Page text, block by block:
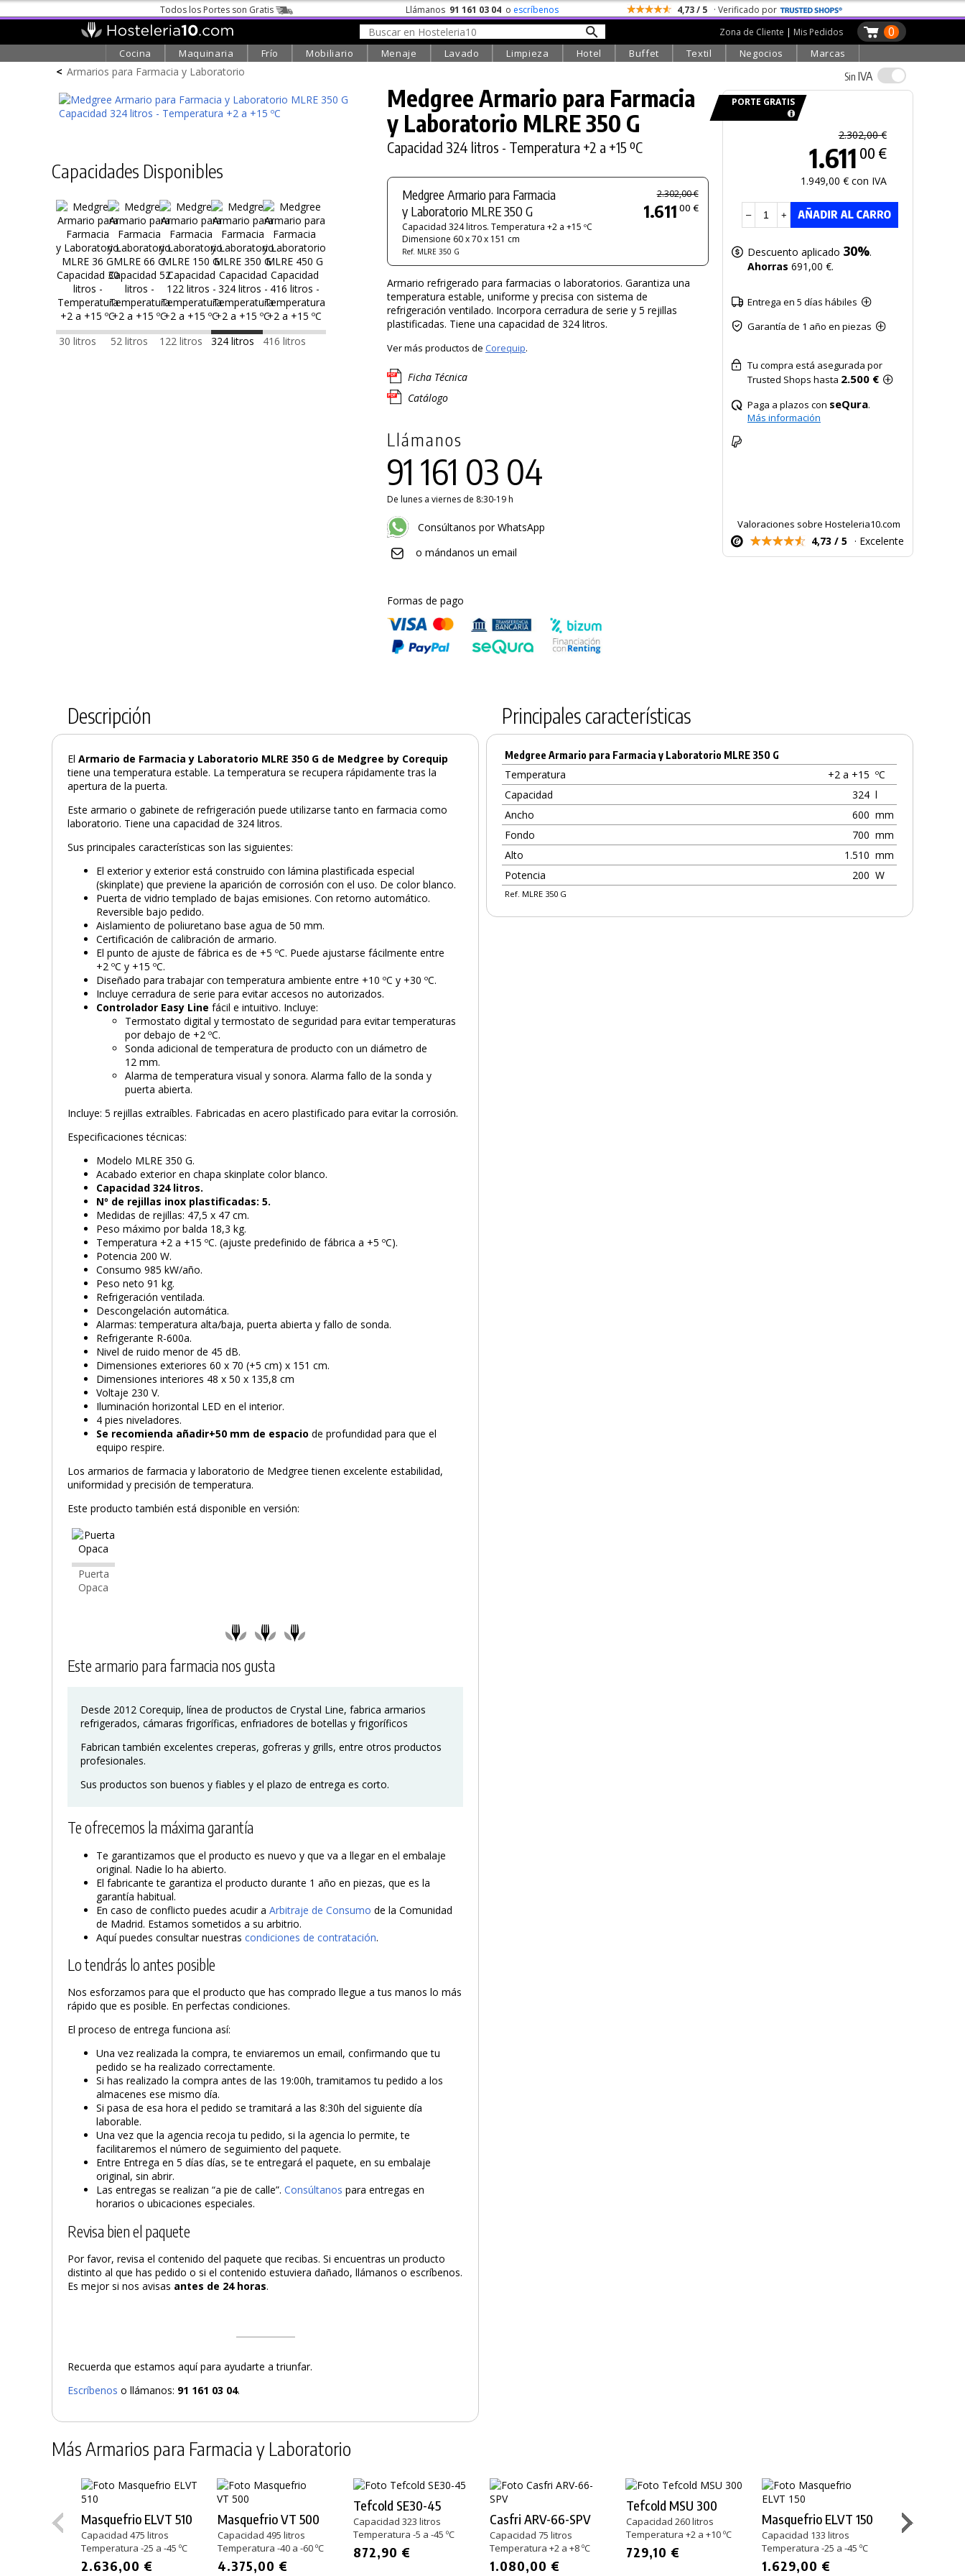
Todos los Portes son Gratis Llámanos 91 161 03 04 o escríbenos 4,73 / 5 · Verificado por
0
Zona de Cliente | Mis Pedidos
Cocina Maquinaria Frío Mobiliario Menaje Lavado Limpieza Hotel Buffet Textil Negocios Marcas
< Armarios para Farmacia y Laboratorio
Capacidades Disponibles
30 litros 52 litros 122 litros 324 litros 416 litros
Medgree Armario para Farmacia
y Laboratorio MLRE 350 G
Capacidad 324 litros - Temperatura +2 a +15 ºC
Medgree Armario para Farmacia
y Laboratorio MLRE 350 G
Capacidad 324 litros. Temperatura +2 a +15 ºC
Dimensione 60 x 70 x 151 cm
Ref. MLRE 350 G
2.302,00 €
1.611 00 €
Armario refrigerado para farmacias o laboratorios. Garantiza una
temperatura estable, uniforme y precisa con sistema de
refrigeración ventilado. Incorpora cerradura de serie y 5 rejillas
plastificadas. Tiene una capacidad de 324 litros.
Ver más productos de Corequip.
Ficha Técnica
Catálogo
Llámanos
91 161 03 04
De lunes a viernes de 8:30-19 h
Consúltanos por WhatsApp
o mándanos un email
Formas de pago
Sin IVA
PORTE GRATIS
2.302,00 €
1.611 00 €
1.949,00 € con IVA
– +
Descuento aplicado 30%.
Ahorras 691,00 €.
Entrega en 5 días hábiles
Garantía de 1 año en piezas
Tu compra está asegurada por
Trusted Shops hasta 2.500 €
Paga a plazos con seQura.
Más información
Valoraciones sobre Hosteleria10.com
4,73 / 5 · Excelente
Descripción
ElArmario de Farmacia y Laboratorio MLRE 350 G de Medgree by Corequip
tiene una temperatura estable. La temperatura se recupera rápidamente tras la
apertura de la puerta.
Este armario o gabinete de refrigeración puede utilizarse tanto en farmacia como
laboratorio. Tiene una capacidad de 324 litros.
Sus principales características son las siguientes:
El exterior y exterior está construido con lámina plastificada especial
(skinplate) que previene la aparición de corrosión con el uso. De color blanco.
Puerta de vidrio templado de bajas emisiones. Con retorno automático.
Reversible bajo pedido.
Aislamiento de poliuretano base agua de 50 mm.
Certificación de calibración de armario.
El punto de ajuste de fábrica es de +5 ºC. Puede ajustarse fácilmente entre
+2 ºC y +15 ºC.
Diseñado para trabajar con temperatura ambiente entre +10 ºC y +30 ºC.
Incluye cerradura de serie para evitar accesos no autorizados.
Controlador Easy Linefácil e intuitivo. Incluye:
Termostato digital y termostato de seguridad para evitar temperaturas
por debajo de +2 ºC.
Sonda adicional de temperatura de producto con un diámetro de
12 mm.
Alarma de temperatura visual y sonora. Alarma fallo de la sonda y
puerta abierta.
Incluye: 5 rejillas extraíbles. Fabricadas en acero plastificado para evitar la corrosión.
Especificaciones técnicas:
Modelo MLRE 350 G.
Acabado exterior en chapa skinplate color blanco.
Capacidad 324 litros.
Nº de rejillas inox plastificadas: 5.
Medidas de rejillas: 47,5 x 47 cm.
Peso máximo por balda 18,3 kg.
Temperatura +2 a +15 ºC. (ajuste predefinido de fábrica a +5 ºC).
Potencia 200 W.
Consumo 985 kW/año.
Peso neto 91 kg.
Refrigeración ventilada.
Descongelación automática.
Alarmas: temperatura alta/baja, puerta abierta y fallo de sonda.
Refrigerante R-600a.
Nivel de ruido menor de 45 dB.
Dimensiones exteriores 60 x 70 (+5 cm) x 151 cm.
Dimensiones interiores 48 x 50 x 135,8 cm
Voltaje 230 V.
Iluminación horizontal LED en el interior.
4 pies niveladores.
Se recomienda añadir+50 mm de espaciode profundidad para que el
equipo respire.
Los armarios de farmacia y laboratorio de Medgree tienen excelente estabilidad,
uniformidad y precisión de temperatura.
Este producto también está disponible en versión:
Puerta
Opaca
Este armario para farmacia nos gusta
Desde 2012 Corequip, línea de productos de Crystal Line, fabrica armarios
refrigerados, cámaras frigoríficas, enfriadores de botellas y frigoríficos
Fabrican también excelentes creperas, gofreras y grills, entre otros productos
profesionales.
Sus productos son buenos y fiables y el plazo de entrega es corto.
Te ofrecemos la máxima garantía
Te garantizamos que el producto es nuevo y que va a llegar en el embalaje
original. Nadie lo ha abierto.
El fabricante te garantiza el producto durante 1 año en piezas, que es la
garantía habitual.
En caso de conflicto puedes acudir aArbitraje de Consumo de la Comunidad
de Madrid. Estamos sometidos a su arbitrio.
Aquí puedes consultar nuestrascondiciones de contratación.
Lo tendrás lo antes posible
Nos esforzamos para que el producto que has comprado llegue a tus manos lo más
rápido que es posible. En perfectas condiciones.
El proceso de entrega funciona así:
Una vez realizada la compra, te enviaremos un email, confirmando que tu
pedido se ha realizado correctamente.
Si has realizado la compra antes de las 19:00h, tramitamos tu pedido a los
almacenes ese mismo día.
Si pasa de esa hora el pedido se tramitará a las 8:30h del siguiente día
laborable.
Una vez que la agencia recoja tu pedido, si la agencia lo permite, te
facilitaremos el número de seguimiento del paquete.
Entre Entrega en 5 días días, se te entregará el paquete, en su embalaje
original, sin abrir.
Las entregas se realizan “a pie de calle”.Consúltanos para entregas en
horarios o ubicaciones especiales.
Revisa bien el paquete
Por favor, revisa el contenido del paquete que recibas. Si encuentras un producto
distinto al que has pedido o si el contenido estuviera dañado, llámanos o escríbenos.
Es mejor si nos avisas antes de 24 horas.
Recuerda que estamos aquí para ayudarte a triunfar.
Escríbenos o llámanos: 91 161 03 04.
Principales características
Medgree Armario para Farmacia y Laboratorio MLRE 350 G
Temperatura +2 a +15 ºC
Capacidad
324 l
Ancho
600 mm
Fondo
700 mm
Alto
1.510 mm
Potencia
200 W
Ref. MLRE 350 G
Más Armarios para Farmacia y Laboratorio
Masquefrio ELVT 510
Capacidad 475 litros
Temperatura -25 a -45 ºC
2.636,00 €
Masquefrio VT 500
Capacidad 495 litros
Temperatura -40 a -60 ºC
4.375,00 €
Tefcold SE30-45
Capacidad 323 litros
Temperatura -5 a -45 ºC
872,90 €
Casfri ARV-66-SPV
Capacidad 75 litros
Temperatura +2 a +8 ºC
1.080,00 €
Tefcold MSU 300
Capacidad 260 litros
Temperatura +2 a +10 ºC
729,10 €
Masquefrio ELVT 150
Capacidad 133 litros
Temperatura -25 a -45 ºC
1.629,00 €
Masquefrio
Capacidad